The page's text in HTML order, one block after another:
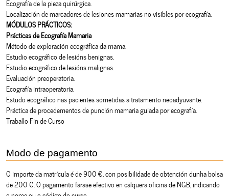
Ecografía de la pieza quirúrgica.
Localización de marcadores de lesiones mamarias no visibles por ecografía.
MÓDULOS PRÁCTICOS:
Prácticas de Ecografía Mamaria
Método de exploración ecográfica da mama.
Estudio ecográfico de lesións benignas.
Estudio ecográfico de lesións malignas.
Evaluación preoperatoria.
Ecografía intraoperatoria.
Estudo ecográfico nas pacientes sometidas a tratamento neoadyuvante.
Práctica de procedementos de punción mamaria guiada por ecografía.
Traballo Fin de Curso
Modo de pagamento
O importe da matrícula é de 900 €, con posibilidade de obtención dunha bolsa
de 200 €. O pagamento farase efectivo en calquera oficina de NGB, indicando